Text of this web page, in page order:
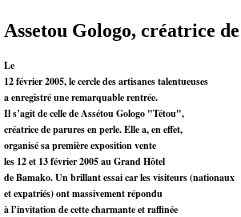
Assetou Gologo, créatrice
Le
12 février 2005, le cercle des artisanes talentueuses
a enregistré une remarquable rentrée.
Il s’agit de celle de Assétou Gologo "Tétou",
créatrice de parures en perle. Elle a, en effet,
organisé sa première exposition vente
les 12 et 13 février 2005 au Grand Hôtel
de Bamako. Un brillant essai car les visiteurs (nationaux
et expatriés) ont massivement répondu
à l’invitation de cette charmante et raffinée